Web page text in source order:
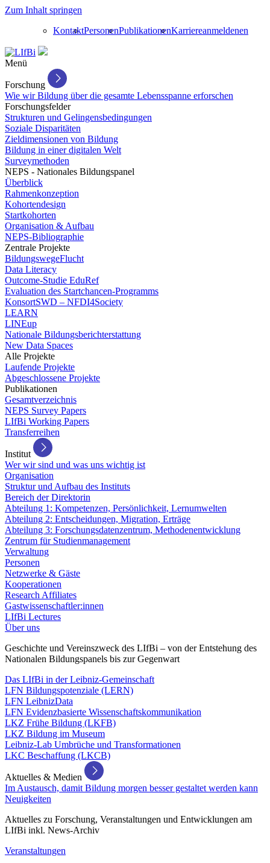
Zum Inhalt springen
KontaktPersonenPublikationenKarriereanmeldenen
Menü
Forschung
Wie wir Bildung über die gesamte Lebensspanne erforschen
Forschungsfelder
Strukturen und Gelingensbedingungen
Soziale Disparitäten
Zieldimensionen von Bildung
Bildung in einer digitalen Welt
Surveymethoden
NEPS - Nationales Bildungspanel
Überblick
Rahmenkonzeption
Kohortendesign
Startkohorten
Organisation & Aufbau
NEPS-Bibliographie
Zentrale Projekte
BildungswegeFlucht
Data Literacy
Outcome-Studie EduRef
Evaluation des Startchancen-Programms
KonsortSWD – NFDI4Society
LEARN
LINEup
Nationale Bildungsberichterstattung
New Data Spaces
Alle Projekte
Laufende Projekte
Abgeschlossene Projekte
Publikationen
Gesamtverzeichnis
NEPS Survey Papers
LIfBi Working Papers
Transferreihen
Institut
Wer wir sind und was uns wichtig ist
Organisation
Struktur und Aufbau des Instituts
Bereich der Direktorin
Abteilung 1: Kompetenzen, Persönlichkeit, Lernumwelten
Abteilung 2: Entscheidungen, Migration, Erträge
Abteilung 3: Forschungsdatenzentrum, Methodenentwicklung
Zentrum für Studienmanagement
Verwaltung
Personen
Netzwerke & Gäste
Kooperationen
Research Affiliates
Gastwissenschaftler:innen
LIfBi Lectures
Über uns
Geschichte und Vereinszweck des LIfBi – von der Entstehung des
Nationalen Bildungspanels bis zur Gegenwart
Das LIfBi in der Leibniz-Gemeinschaft
LFN Bildungspotenziale (LERN)
LFN LeibnizData
LFN Evidenzbasierte Wissenschaftskommunikation
LKZ Frühe Bildung (LKFB)
LKZ Bildung im Museum
Leibniz-Lab Umbrüche und Transformationen
LKC Beschaffung (LKCB)
Aktuelles & Medien
Im Austausch, damit Bildung morgen besser gestaltet werden kann
Neuigkeiten
Aktuelles zu Forschung, Veranstaltungen und Entwicklungen am
LIfBi inkl. News-Archiv
Veranstaltungen